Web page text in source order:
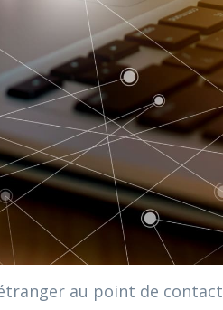
au point de